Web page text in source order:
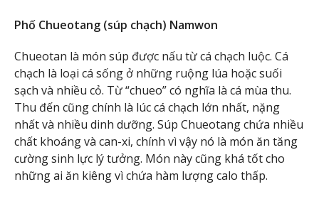
Phố Chueotang (súp chạch) Namwon
Chueotan là món súp được nấu từ cá chạch luộc. Cá
chạch là loại cá sống ở những ruộng lúa hoặc suối
sạch và nhiều cỏ. Từ “chueo” có nghĩa là cá mùa thu.
Thu đến cũng chính là lúc cá chạch lớn nhất, nặng
nhất và nhiều dinh dưỡng. Súp Chueotang chứa nhiều
chất khoáng và can-xi, chính vì vậy nó là món ăn tăng
cường sinh lực lý tưởng. Món này cũng khá tốt cho
những ai ăn kiêng vì chứa hàm lượng calo thấp.